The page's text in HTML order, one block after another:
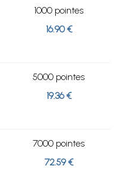
1000 pointes
16.90 €
5000 pointes
19.36 €
7000 pointes
72.59 €